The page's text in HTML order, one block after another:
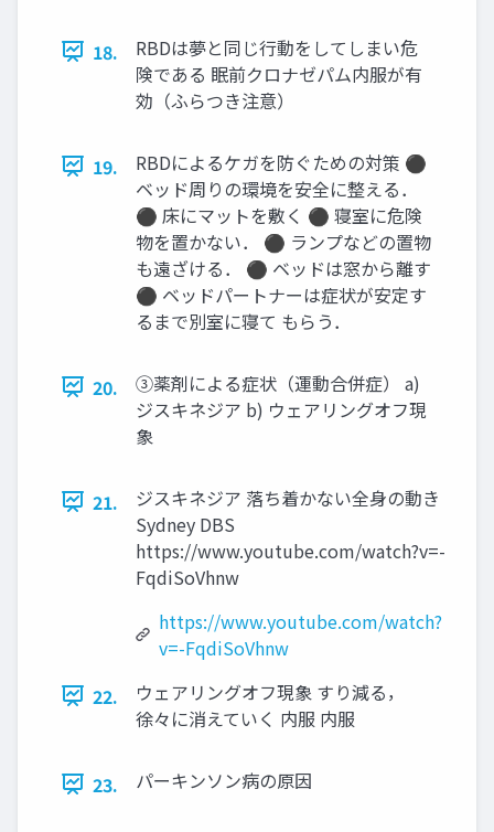
18.
RBDは夢と同じ行動をしてしまい危
険である 眠前クロナゼパム内服が有
効（ふらつき注意）
19.
RBDによるケガを防ぐための対策 ⚫
ベッド周りの環境を安全に整える．
⚫ 床にマットを敷く ⚫ 寝室に危険
物を置かない． ⚫ ランプなどの置物
も遠ざける． ⚫ ベッドは窓から離す
⚫ ベッドパートナーは症状が安定す
るまで別室に寝て もらう．
20.
③薬剤による症状（運動合併症） a)
ジスキネジア b) ウェアリングオフ現
象
21.
ジスキネジア 落ち着かない全身の動き
Sydney DBS
https://www.youtube.com/watch?v=-
FqdiSoVhnw
https://www.youtube.com/watch?
v=-FqdiSoVhnw
22.
ウェアリングオフ現象 すり減る，
徐々に消えていく 内服 内服
23. パーキンソン病の原因